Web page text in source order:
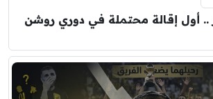
.. أول إقالة محتملة في دوري روشن